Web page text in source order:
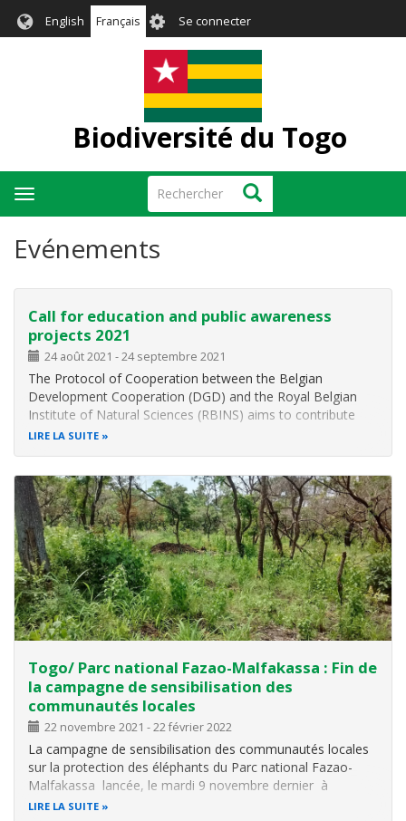
English Français User
account
menu
Se connecter
Biodiversité du Togo
Rechercher Rechercher
Toggle
navigation
Evénements
Call for education and public awareness
projects 2021
24 août 2021 -24 septembre 2021
The Protocol of Cooperation between the Belgian
Development Cooperation (DGD) and the Royal Belgian
Institute of Natural Sciences (RBINS) aims to contribute
through its programme
LIRE LA SUITE
Togo/ Parc national Fazao-Malfakassa : Fin de
la campagne de sensibilisation des
communautés locales
22 novembre 2021 -22 février 2022
La campagne de sensibilisation des communautés locales
sur la protection des éléphants du Parc national Fazao-
Malfakassa lancée, le mardi 9 novembre dernier à
Hèzoudè, à 30 km au sud-ouest de Sotouboua a pris fin
LIRE LA SUITE